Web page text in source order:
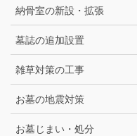
納骨室の新設・拡張
墓誌の追加設置
雑草対策の工事
お墓の地震対策
お墓じまい・処分